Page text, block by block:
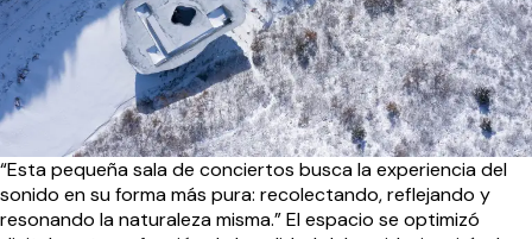
“Esta pequeña sala de conciertos busca la experiencia del
sonido en su forma más pura: recolectando, reflejando y
resonando la naturaleza misma.” El espacio se optimizó